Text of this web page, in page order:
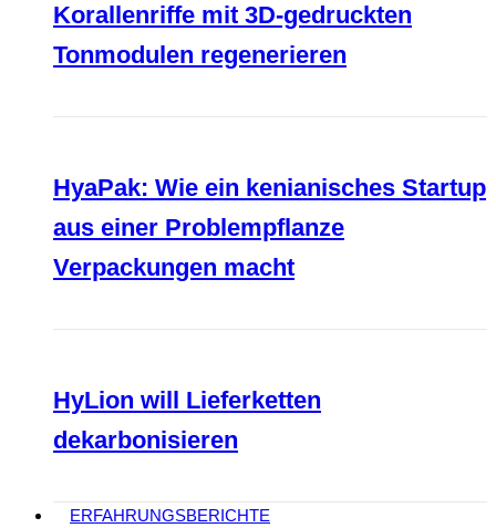
Korallenriffe mit 3D-gedruckten
Tonmodulen regenerieren
HyaPak: Wie ein kenianisches Startup
aus einer Problempflanze
Verpackungen macht
HyLion will Lieferketten
dekarbonisieren
ERFAHRUNGSBERICHTE